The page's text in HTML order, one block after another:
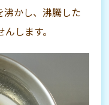
かし、沸騰した
します。